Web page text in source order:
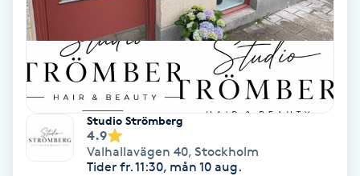
Kostrådgivning
Kroppsinpackning
Kroppspeeling
Käkledsbehandling
Studio Strömberg
4.9
Valhallavägen 40, Stockholm
Tider fr. 11:30, mån 10 aug.